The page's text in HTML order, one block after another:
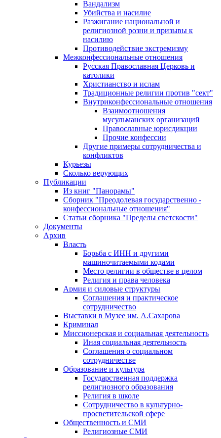
Вандализм
Убийства и насилие
Разжигание национальной и
религиозной розни и призывы к
насилию
Противодействие экстремизму
Межконфессиональные отношения
Русская Православная Церковь и
католики
Христианство и ислам
Традиционные религии против "сект"
Внутриконфессиональные отношения
Взаимоотношения
мусульманских организаций
Православные юрисдикции
Прочие конфессии
Другие примеры сотрудничества и
конфликтов
Курьезы
Сколько верующих
Публикации
Из книг "Панорамы"
Сборник "Преодолевая государственно -
конфессиональные отношения"
Статьи сборника "Пределы светскости"
Документы
Архив
Власть
Борьба с ИНН и другими
машиночитаемыми кодами
Место религии в обществе в целом
Религия и права человека
Армия и силовые структуры
Соглашения и практическое
сотрудничество
Выставки в Музее им. А.Сахарова
Криминал
Миссионерская и социальная деятельность
Иная социальная деятельность
Соглашения о социальном
сотрудничестве
Образование и культура
Государственная поддержка
религиозного образования
Религия в школе
Сотрудничество в культурно-
просветительской сфере
Общественность и СМИ
Религиозные СМИ